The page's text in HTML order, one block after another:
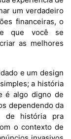
um verdadeiro
financeiras, o
que você se
as melhores
e um design
a história
é algo digno de
dependendo da
de história pra
o contexto de